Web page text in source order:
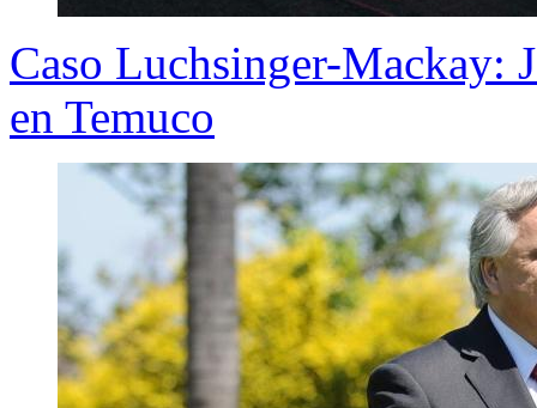
Caso Luchsinger-Mackay:
en Temuco